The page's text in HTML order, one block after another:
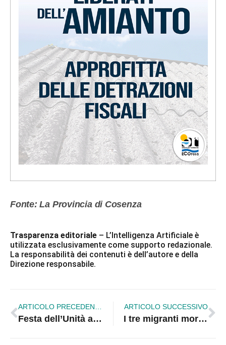
Fonte: La Provincia di Cosenza
Trasparenza editoriale – L’Intelligenza Artificiale è
utilizzata esclusivamente come supporto redazionale.
La responsabilità dei contenuti è dell’autore e della
Direzione responsabile.
ARTICOLO PRECEDENTE
Festa dell’Unità a Cropalati tra dibattito politico e socializzazione
ARTICOLO SUCCESSIVO
I tre migranti morti saranno seppelliti a Corigliano